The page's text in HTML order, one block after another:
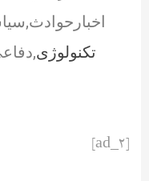
تکنولوژی